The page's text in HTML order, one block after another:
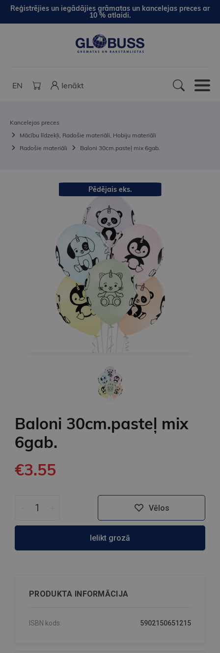
Reģistrējies un iegādājies grāmatas un kancelejas preces ar
10 % atlaidi.
EN Ienākt
Kancelejas preces
Mācību līdzekļi, Radošie materiāli, Hobiju materiāli
Radošie materiāli
Baloni 30cm.pasteļ mix 6gab.
Pēdējais eks.
Baloni 30cm.pasteļ mix
6gab.
€3.55
Vēlos
Ielikt grozā
PRODUKTA INFORMĀCIJA
ISBN kods: 5902150651215